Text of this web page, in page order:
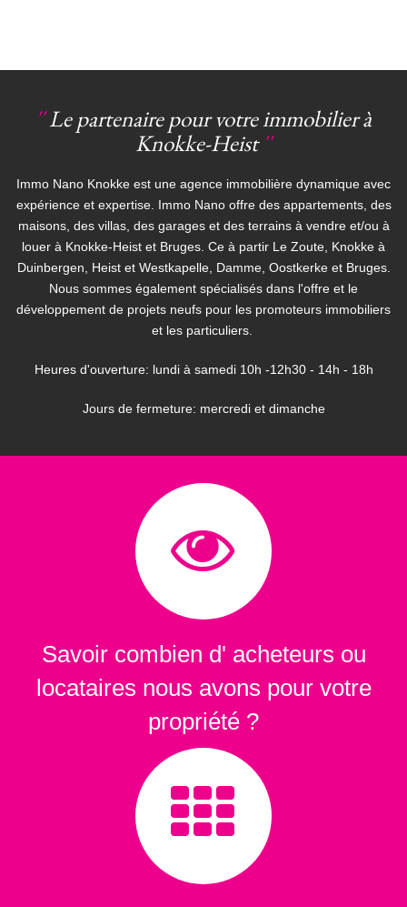
''Le partenaire pour votre immobilier à
Knokke-Heist ''
Immo Nano Knokke est une agence immobilière dynamique avec
expérience et expertise. Immo Nano offre des appartements, des
maisons, des villas, des garages et des terrains à vendre et/ou à
louer à Knokke-Heist et Bruges. Ce à partir Le Zoute, Knokke à
Duinbergen, Heist et Westkapelle, Damme, Oostkerke et Bruges.
Nous sommes également spécialisés dans l'offre et le
développement de projets neufs pour les promoteurs immobiliers
et les particuliers.
Heures d'ouverture: lundi à samedi 10h -12h30 - 14h - 18h
Jours de fermeture: mercredi et dimanche
Savoir combien d' acheteurs ou
locataires nous avons pour votre
propriété ?